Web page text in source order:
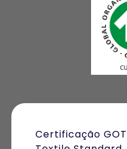
Certificação